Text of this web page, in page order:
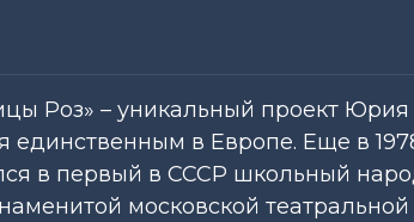
Роз» – уникальный проект
единственным в Европе. Еще в
в первый в СССР школьный
московской театральной